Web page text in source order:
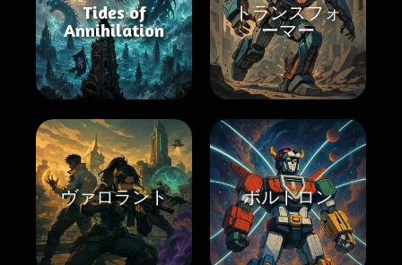
Tides of
Annihilation
トランスフォ
ーマー
ヴァロラント ボルトロン